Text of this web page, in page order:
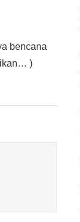
bencana
)